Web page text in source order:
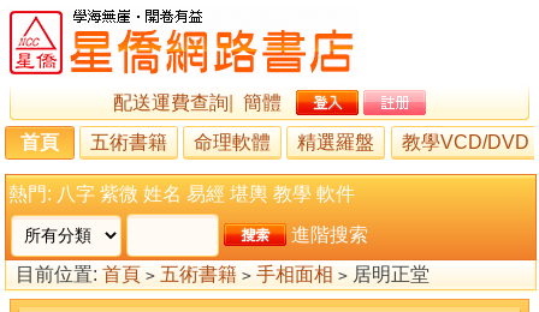
配送運費查詢
簡體
首頁
五術書籍 命理軟體 精選羅盤 教學VCD/DVD
熱門: 八字 紫微 姓名 易經 堪輿 教學 軟件
進階搜索
目前位置: 首頁 > 五術書籍 > 手相面相 > 居明正堂